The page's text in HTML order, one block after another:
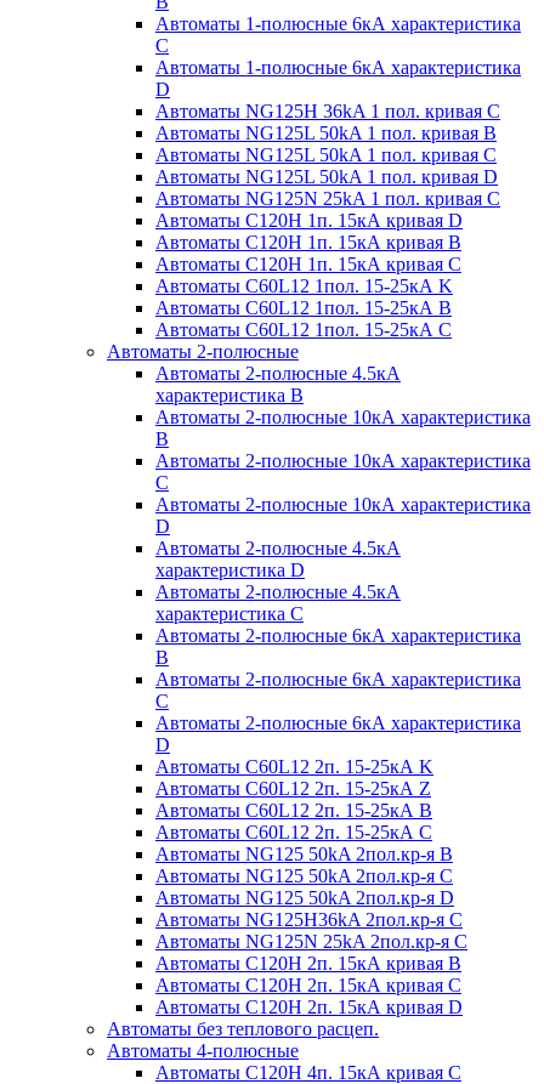
Автоматы 1-полюсные 6кА характеристика
C
Автоматы 1-полюсные 6кА характеристика
D
Автоматы NG125H 36kA 1 пол. кривая C
Автоматы NG125L 50kA 1 пол. кривая B
Автоматы NG125L 50kA 1 пол. кривая C
Автоматы NG125L 50kA 1 пол. кривая D
Автоматы NG125N 25kA 1 пол. кривая C
Автоматы С120H 1п. 15кА кривая D
Автоматы С120H 1п. 15кА кривая В
Автоматы С120H 1п. 15кА кривая С
Автоматы С60L12 1пол. 15-25кА K
Автоматы С60L12 1пол. 15-25кА В
Автоматы С60L12 1пол. 15-25кА С
Автоматы 2-полюсные
Автоматы 2-полюсные 4.5кА
характеристика В
Автоматы 2-полюсные 10кА характеристика
B
Автоматы 2-полюсные 10кА характеристика
C
Автоматы 2-полюсные 10кА характеристика
D
Автоматы 2-полюсные 4.5кА
характеристика D
Автоматы 2-полюсные 4.5кА
характеристика С
Автоматы 2-полюсные 6кА характеристика
B
Автоматы 2-полюсные 6кА характеристика
C
Автоматы 2-полюсные 6кА характеристика
D
Автоматы C60L12 2п. 15-25кА K
Автоматы C60L12 2п. 15-25кА Z
Автоматы C60L12 2п. 15-25кА B
Автоматы C60L12 2п. 15-25кА C
Автоматы NG125 50kA 2пол.кр-я B
Автоматы NG125 50kA 2пол.кр-я C
Автоматы NG125 50kA 2пол.кр-я D
Автоматы NG125H36kA 2пол.кр-я C
Автоматы NG125N 25kA 2пол.кр-я C
Автоматы С120H 2п. 15кА кривая B
Автоматы С120H 2п. 15кА кривая C
Автоматы С120H 2п. 15кА кривая D
Автоматы без теплового расцеп.
Автоматы 4-полюсные
Автоматы С120H 4п. 15кА кривая C